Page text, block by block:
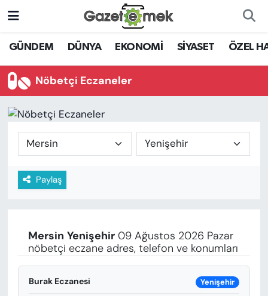
GÜNDEM DÜNYA EKONOMİ SİYASET ÖZEL
Nöbetçi Eczaneler
Paylaş
Mersin Yenişehir09 Ağustos 2026 Pazar
nöbetçi eczane adres, telefon ve konumları
Burak Eczanesi Yenişehir
DÜNYA
EKONOMİ
YENİ MEDYADA EMEK
GAZETECİLİĞİNİ GELİŞTİRMEK
FAYDALI BİLGİLER
EĞİTİM
Nöbetçi Eczaneler
Hava Durumu
Trafik Durumu
Haber Arşivi